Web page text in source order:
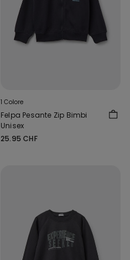
1 Colore
Felpa Pesante Zip Bimbi
Unisex
25.95 CHF